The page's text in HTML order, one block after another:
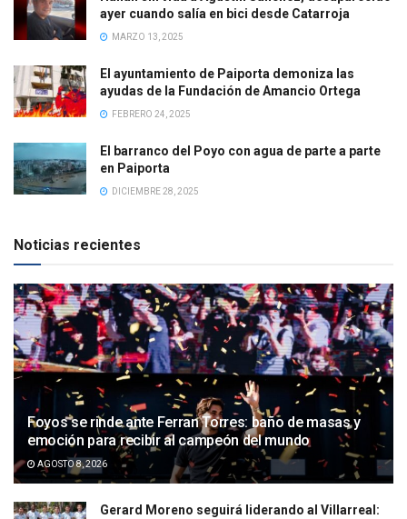
ayer cuando salía en bici desde Catarroja
MARZO 13, 2025
El ayuntamiento de Paiporta demoniza las
ayudas de la Fundación de Amancio Ortega
FEBRERO 24, 2025
El barranco del Poyo con agua de parte a parte
en Paiporta
DICIEMBRE 28, 2025
Noticias recientes
Foyos se rinde ante Ferran Torres: baño de masas y
emoción para recibir al campeón del mundo
AGOSTO 8, 2026
Gerard Moreno seguirá liderando al Villarreal: